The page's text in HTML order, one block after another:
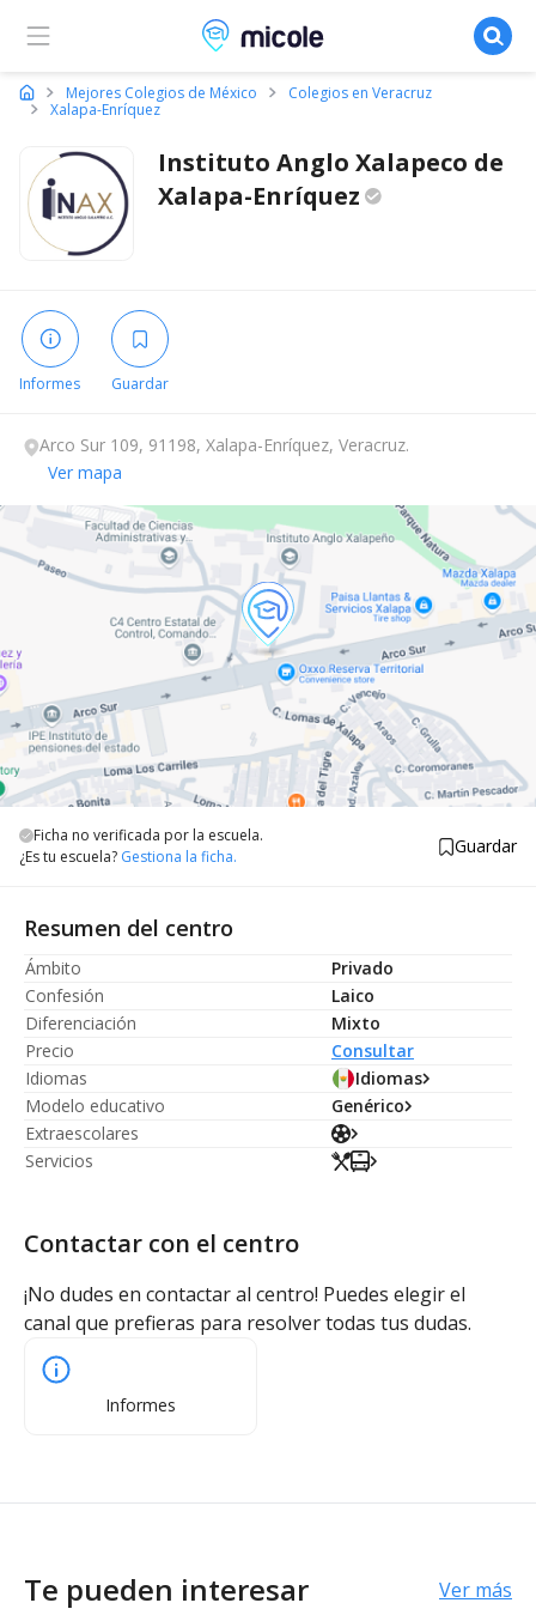
Micole, buscador de colegios
Mejores Colegios de México
Colegios en Veracruz
Xalapa-Enríquez
Instituto Anglo Xalapeсo de
Xalapa-Enríquez
Informes Guardar
Arco Sur 109, 91198, Xalapa-Enríquez, Veracruz.
Ver mapa
Ficha no verificada por la escuela.
¿Es tu escuela? Gestiona la ficha. Guardar
Resumen del centro
Ámbito
Privado
Confesión
Laico
Diferenciación
Mixto
Precio
Consultar
Idiomas
Idiomas
Modelo educativo
Genérico
Extraescolares
Servicios
Contactar con el centro
¡No dudes en contactar al centro! Puedes elegir el
canal que prefieras para resolver todas tus dudas.
Informes
Te pueden interesar Ver más